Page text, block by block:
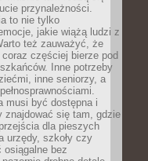
przynależności.
to nie tylko
jakie wiążą ludzi z
też zauważyć, że
częściej bierze pod
Inne potrzeby
inne seniorzy, a
musi być dostępna i
znajdować się tam, gdzie
dla pieszych
urzędy, szkoły czy
osiągalne bez